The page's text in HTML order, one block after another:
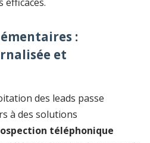
:
et
des leads passe
à des solutions
téléphonique